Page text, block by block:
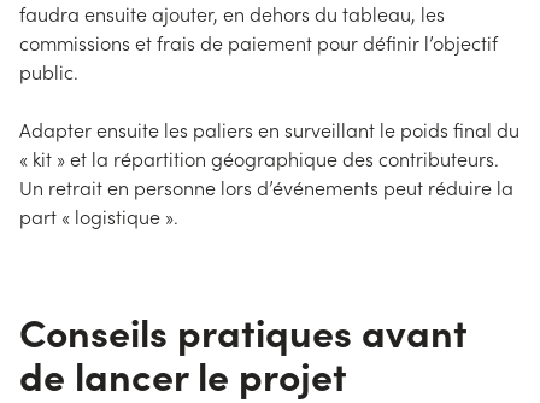
faudra ensuite ajouter, en dehors du tableau, les
commissions et frais de paiement pour définir l’objectif
public.
Adapter ensuite les paliers en surveillant le poids final du
« kit » et la répartition géographique des contributeurs.
Un retrait en personne lors d’événements peut réduire la
part « logistique ».
Conseils pratiques avant
de lancer le projet